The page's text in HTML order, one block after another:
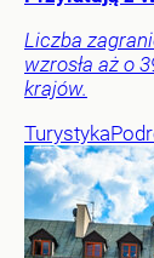
Liczba
wzrosła aż o
krajów.
Turystyka